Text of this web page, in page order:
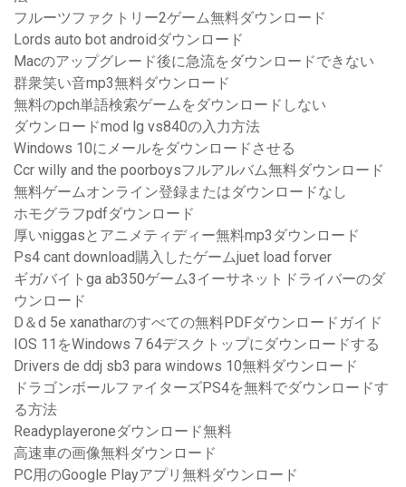
フルーツファクトリー2ゲーム無料ダウンロード
Lords auto bot androidダウンロード
Macのアップグレード後に急流をダウンロードできない
群衆笑い音mp3無料ダウンロード
無料のpch単語検索ゲームをダウンロードしない
ダウンロードmod lg vs840の入力方法
Windows 10にメールをダウンロードさせる
Ccr willy and the poorboysフルアルバム無料ダウンロード
無料ゲームオンライン登録またはダウンロードなし
ホモグラフpdfダウンロード
厚いniggasとアニメティディー無料mp3ダウンロード
Ps4 cant download購入したゲームjuet load forver
ギガバイトga ab350ゲーム3イーサネットドライバーのダ
ウンロード
D＆d 5e xanatharのすべての無料PDFダウンロードガイド
IOS 11をWindows 7 64デスクトップにダウンロードする
Drivers de ddj sb3 para windows 10無料ダウンロード
ドラゴンボールファイターズPS4を無料でダウンロードす
る方法
Readyplayeroneダウンロード無料
高速車の画像無料ダウンロード
PC用のGoogle Playアプリ無料ダウンロード